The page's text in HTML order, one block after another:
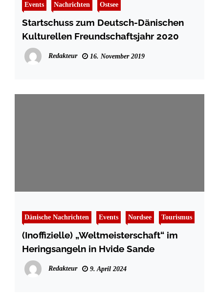
Events Nachrichten Ostsee
Startschuss zum Deutsch-Dänischen
Kulturellen Freundschaftsjahr 2020
Redakteur 16. November 2019
Dänische Nachrichten Events Nordsee Tourismus
(Inoffizielle) „Weltmeisterschaft“ im
Heringsangeln in Hvide Sande
Redakteur 9. April 2024